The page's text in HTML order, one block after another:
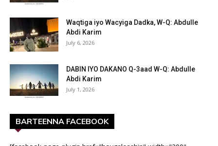
Waqtiga iyo Wacyiga Dadka, W-Q: Abdulle
Abdi Karim
July 6, 2026
DABIN IYO DAKANO Q-3aad W-Q: Abdulle
Abdi Karim
July 1, 2026
BARTEENNA FACEBOOK